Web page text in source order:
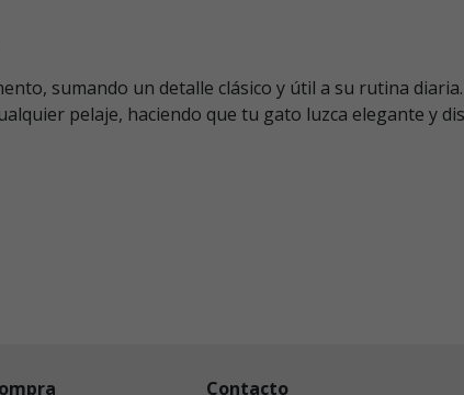
sumando un detalle clásico y útil a su rutina diaria.
pelaje, haciendo que tu gato luzca elegante y
Contacto